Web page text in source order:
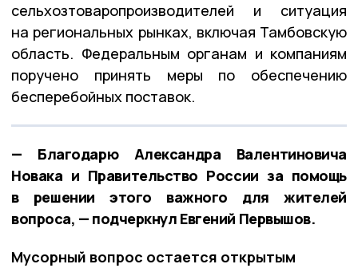
сельхозтоваропроизводителей и ситуация
на региональных рынках, включая Тамбовскую
область. Федеральным органам и компаниям
поручено принять меры по обеспечению
бесперебойных поставок.
— Благодарю Александра Валентиновича
Новака и Правительство России за помощь
в решении этого важного для жителей
вопроса, — подчеркнул Евгений Первышов.
Мусорный вопрос остается открытым